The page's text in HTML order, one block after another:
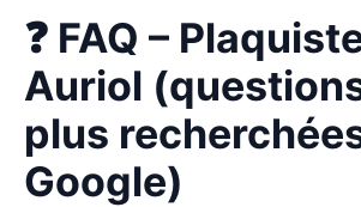
❓ FAQ –
Auriol
plus
Google)